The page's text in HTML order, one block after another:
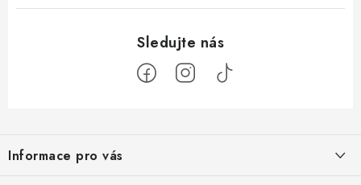
pInformace pro vás